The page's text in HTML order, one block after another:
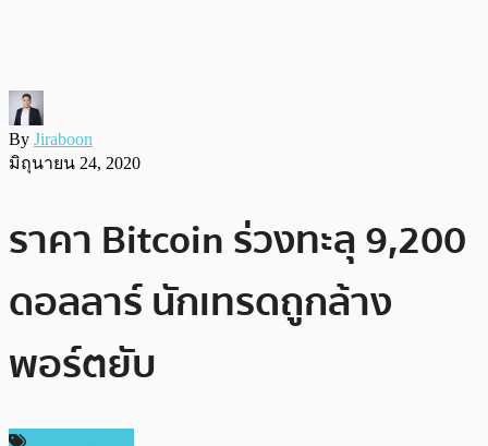
By Jiraboon
มิถุนายน 24, 2020
ราคา Bitcoin ร่วงทะลุ 9,200
ดอลลาร์ นักเทรดถูกล้าง
พอร์ตยับ